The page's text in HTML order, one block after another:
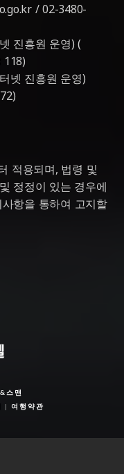
/ 02-3480-
진흥원 운영) (
넷 진흥원 운영)
적용되며, 법령 및
정정이 있는 경우에
항을 통하여 고지할
& 스맨
여행약관